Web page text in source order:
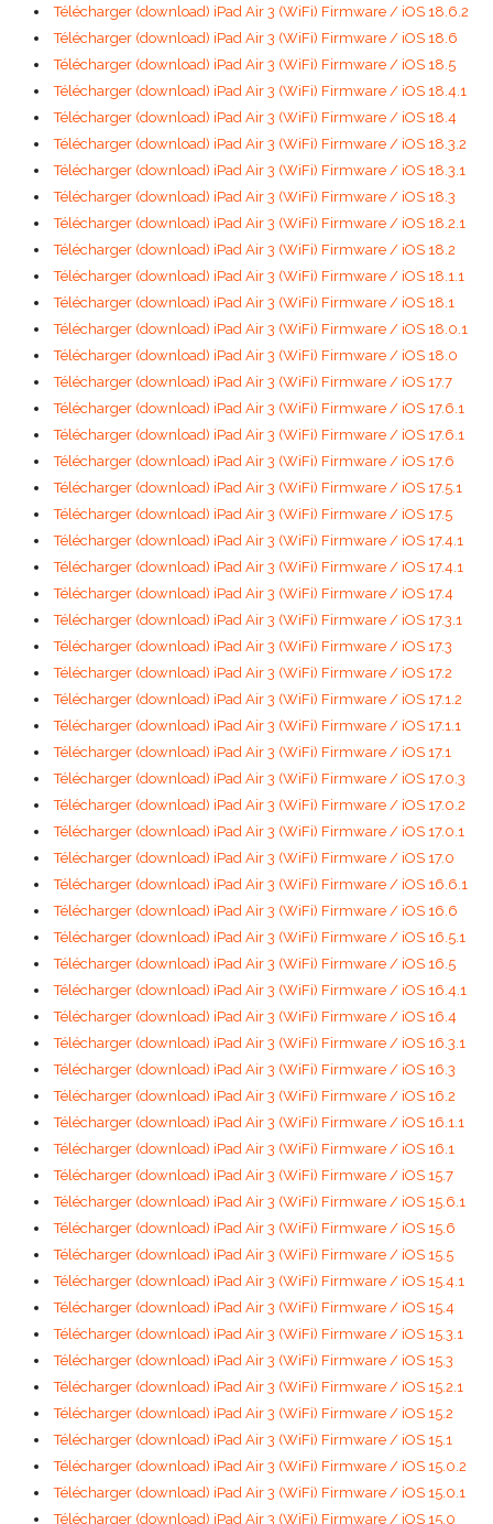
Télécharger (download) iPad Air 3 (WiFi) Firmware / iOS 18.6.2
Télécharger (download) iPad Air 3 (WiFi) Firmware / iOS 18.6
Télécharger (download) iPad Air 3 (WiFi) Firmware / iOS 18.5
Télécharger (download) iPad Air 3 (WiFi) Firmware / iOS 18.4.1
Télécharger (download) iPad Air 3 (WiFi) Firmware / iOS 18.4
Télécharger (download) iPad Air 3 (WiFi) Firmware / iOS 18.3.2
Télécharger (download) iPad Air 3 (WiFi) Firmware / iOS 18.3.1
Télécharger (download) iPad Air 3 (WiFi) Firmware / iOS 18.3
Télécharger (download) iPad Air 3 (WiFi) Firmware / iOS 18.2.1
Télécharger (download) iPad Air 3 (WiFi) Firmware / iOS 18.2
Télécharger (download) iPad Air 3 (WiFi) Firmware / iOS 18.1.1
Télécharger (download) iPad Air 3 (WiFi) Firmware / iOS 18.1
Télécharger (download) iPad Air 3 (WiFi) Firmware / iOS 18.0.1
Télécharger (download) iPad Air 3 (WiFi) Firmware / iOS 18.0
Télécharger (download) iPad Air 3 (WiFi) Firmware / iOS 17.7
Télécharger (download) iPad Air 3 (WiFi) Firmware / iOS 17.6.1
Télécharger (download) iPad Air 3 (WiFi) Firmware / iOS 17.6.1
Télécharger (download) iPad Air 3 (WiFi) Firmware / iOS 17.6
Télécharger (download) iPad Air 3 (WiFi) Firmware / iOS 17.5.1
Télécharger (download) iPad Air 3 (WiFi) Firmware / iOS 17.5
Télécharger (download) iPad Air 3 (WiFi) Firmware / iOS 17.4.1
Télécharger (download) iPad Air 3 (WiFi) Firmware / iOS 17.4.1
Télécharger (download) iPad Air 3 (WiFi) Firmware / iOS 17.4
Télécharger (download) iPad Air 3 (WiFi) Firmware / iOS 17.3.1
Télécharger (download) iPad Air 3 (WiFi) Firmware / iOS 17.3
Télécharger (download) iPad Air 3 (WiFi) Firmware / iOS 17.2
Télécharger (download) iPad Air 3 (WiFi) Firmware / iOS 17.1.2
Télécharger (download) iPad Air 3 (WiFi) Firmware / iOS 17.1.1
Télécharger (download) iPad Air 3 (WiFi) Firmware / iOS 17.1
Télécharger (download) iPad Air 3 (WiFi) Firmware / iOS 17.0.3
Télécharger (download) iPad Air 3 (WiFi) Firmware / iOS 17.0.2
Télécharger (download) iPad Air 3 (WiFi) Firmware / iOS 17.0.1
Télécharger (download) iPad Air 3 (WiFi) Firmware / iOS 17.0
Télécharger (download) iPad Air 3 (WiFi) Firmware / iOS 16.6.1
Télécharger (download) iPad Air 3 (WiFi) Firmware / iOS 16.6
Télécharger (download) iPad Air 3 (WiFi) Firmware / iOS 16.5.1
Télécharger (download) iPad Air 3 (WiFi) Firmware / iOS 16.5
Télécharger (download) iPad Air 3 (WiFi) Firmware / iOS 16.4.1
Télécharger (download) iPad Air 3 (WiFi) Firmware / iOS 16.4
Télécharger (download) iPad Air 3 (WiFi) Firmware / iOS 16.3.1
Télécharger (download) iPad Air 3 (WiFi) Firmware / iOS 16.3
Télécharger (download) iPad Air 3 (WiFi) Firmware / iOS 16.2
Télécharger (download) iPad Air 3 (WiFi) Firmware / iOS 16.1.1
Télécharger (download) iPad Air 3 (WiFi) Firmware / iOS 16.1
Télécharger (download) iPad Air 3 (WiFi) Firmware / iOS 15.7
Télécharger (download) iPad Air 3 (WiFi) Firmware / iOS 15.6.1
Télécharger (download) iPad Air 3 (WiFi) Firmware / iOS 15.6
Télécharger (download) iPad Air 3 (WiFi) Firmware / iOS 15.5
Télécharger (download) iPad Air 3 (WiFi) Firmware / iOS 15.4.1
Télécharger (download) iPad Air 3 (WiFi) Firmware / iOS 15.4
Télécharger (download) iPad Air 3 (WiFi) Firmware / iOS 15.3.1
Télécharger (download) iPad Air 3 (WiFi) Firmware / iOS 15.3
Télécharger (download) iPad Air 3 (WiFi) Firmware / iOS 15.2.1
Télécharger (download) iPad Air 3 (WiFi) Firmware / iOS 15.2
Télécharger (download) iPad Air 3 (WiFi) Firmware / iOS 15.1
Télécharger (download) iPad Air 3 (WiFi) Firmware / iOS 15.0.2
Télécharger (download) iPad Air 3 (WiFi) Firmware / iOS 15.0.1
Télécharger (download) iPad Air 3 (WiFi) Firmware / iOS 15.0